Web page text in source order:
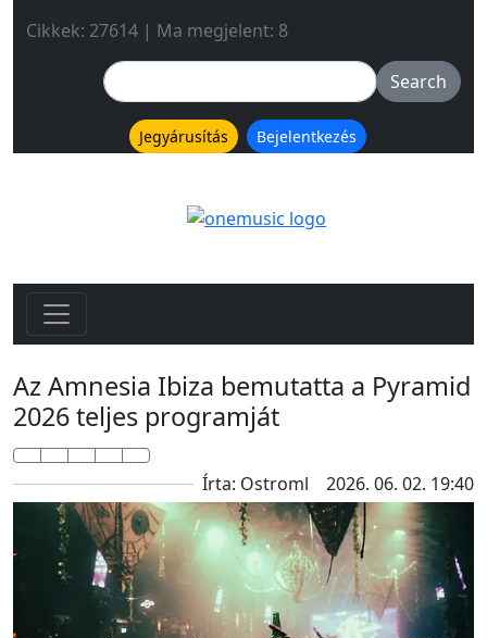
Cikkek: 27614 | Ma megjelent: 8
Jegyárusítás Bejelentkezés
Az Amnesia Ibiza bemutatta a Pyramid
2026 teljes programját
Írta: Ostroml 2026. 06. 02. 19:40